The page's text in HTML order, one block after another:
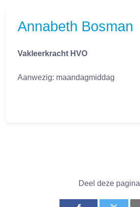
Annabeth Bosman
Vakleerkracht HVO
Aanwezig: maandagmiddag
Deel deze pagina